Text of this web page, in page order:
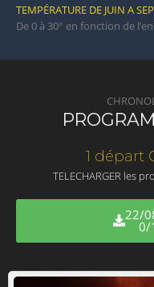
TEMPÉRATURE DE JUIN A
De 0 à 30° en fonction de
1 départ
TELECHARGER les
22/
0/